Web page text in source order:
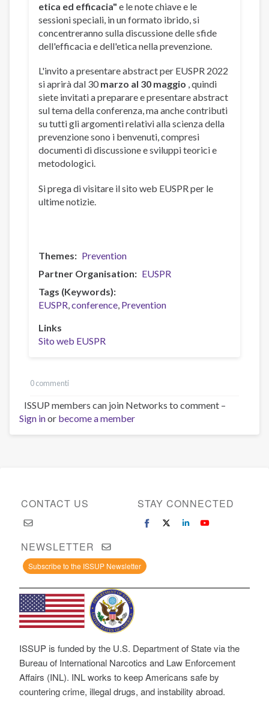
etica ed efficacia" e le note chiave e le
sessioni speciali, in un formato ibrido, si
concentreranno sulla discussione delle sfide
dell'efficacia e dell'etica nella prevenzione.
L'invito a presentare abstract per EUSPR 2022
si aprirà dal 30marzo al 30 maggio , quindi
siete invitati a preparare e presentare abstract
sul tema della conferenza, ma anche contributi
su tutti gli argomenti relativi alla scienza della
prevenzione sono i benvenuti, compresi
documenti di discussione e sviluppi teorici e
metodologici.
Si prega di visitare il sito web EUSPR per le
ultime notizie.
Themes
Prevention
Partner Organisation
EUSPR
Tags (Keywords)
EUSPR conference Prevention
Links
Sito web EUSPR
0 commenti
ISSUP members can join Networks to comment –
Sign inor become a member
CONTACT US STAY CONNECTED
NEWSLETTER
Subscribe to the ISSUP Newsletter
ISSUP is funded by the U.S. Department of State via the
Bureau of International Narcotics and Law Enforcement
Affairs (INL). INL works to keep Americans safe by
countering crime, illegal drugs, and instability abroad.